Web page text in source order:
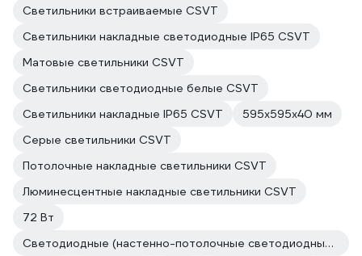
Светильники встраиваемые CSVT
Светильники накладные светодиодные IP65 CSVT
Матовые светильники CSVT
Светильники светодиодные белые CSVT
Светильники накладные IP65 CSVT
595х595х40 мм
Серые светильники CSVT
Потолочные накладные светильники CSVT
Люминесцентные накладные светильники CSVT
72 Вт
Светодиодные (настенно-потолочные светодиодные панели)